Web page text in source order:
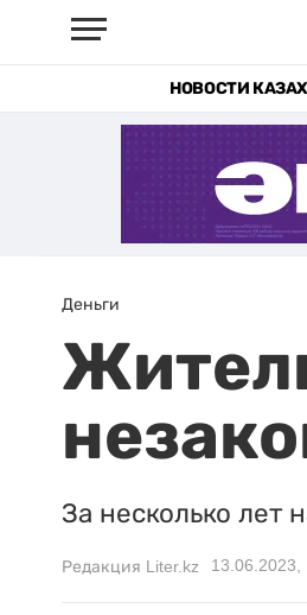
НОВОСТИ
Деньги
За несколько лет
Редакция Liter.kz 13.06.2023,